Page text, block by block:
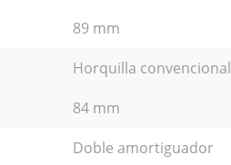
89 mm
Horquilla convencional
84 mm
Doble amortiguador